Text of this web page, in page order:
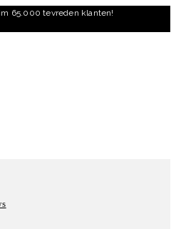
65.000 tevreden klanten!